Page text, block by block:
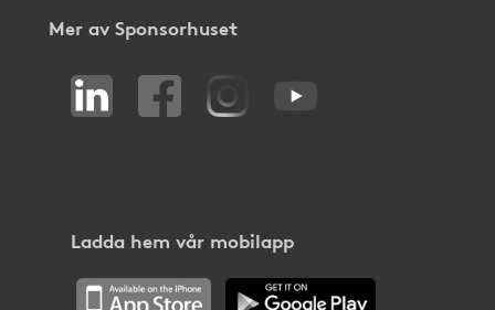
Mer av Sponsorhuset
Ladda hem vår mobilapp